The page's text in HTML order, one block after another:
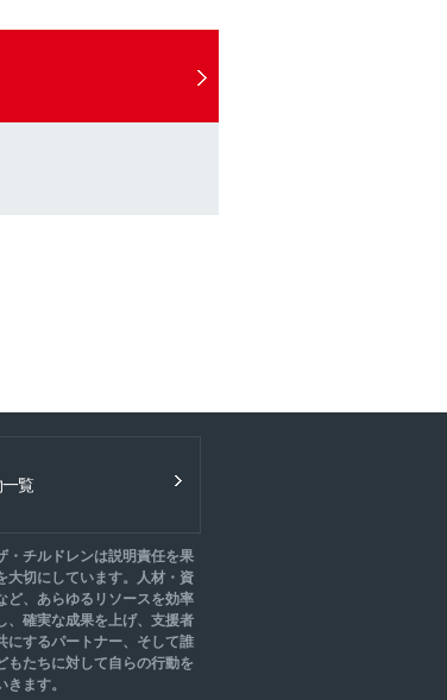
覧
・チルドレンは説明責任を果
大切にしています。人材・資
ど、あらゆるリソースを効率
、確実な成果を上げ、支援者
にするパートナー、そして誰
もたちに対して自らの行動を
きます。